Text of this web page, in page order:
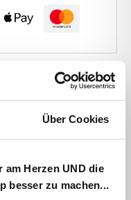
Über Cookies
am Herzen UND die
besser zu machen...
allein von der
darauf sehr stolz.
Fuchs trifft, ist er
mit dir mit“ erlebt